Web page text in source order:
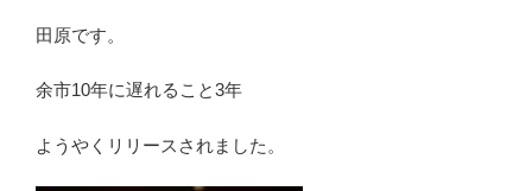
田原です。
余市10年に遅れること3年
ようやくリリースされました。